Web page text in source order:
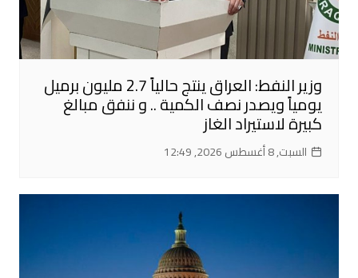
وزير النفط: العراق ينتج حالياً 2.7 مليون برميل
يومياً ويصدر نصف الكمية .. و ننفق مبالغ
كبيرة لاستيراد الغاز
السبت, 8 أغسطس 2026, 12:49